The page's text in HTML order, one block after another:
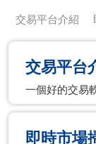
交易平台介紹
交易平台
一個好的交易
即時市場